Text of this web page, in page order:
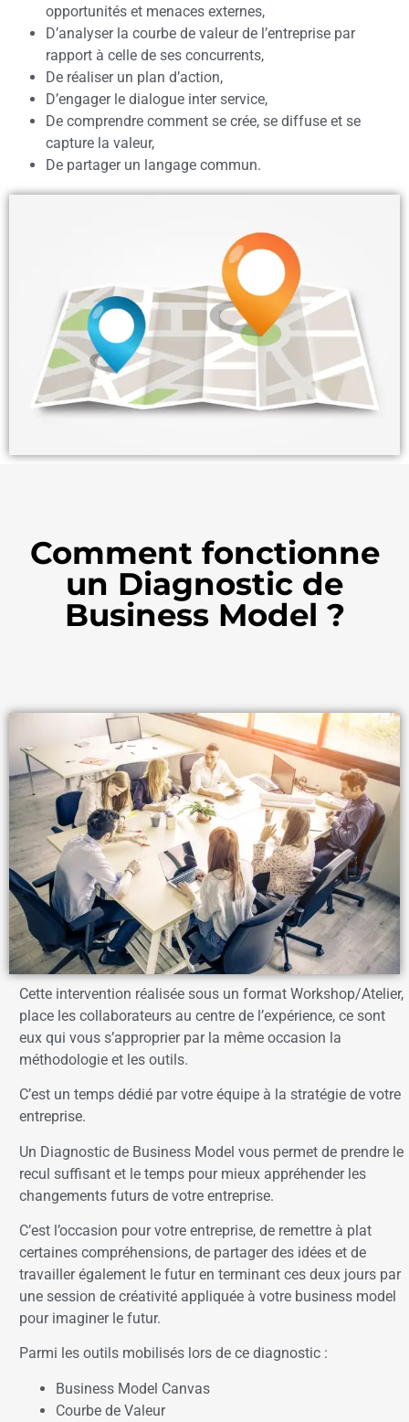
opportunités et menaces externes,
D’analyser la courbe de valeur de l’entreprise par
rapport à celle de ses concurrents,
De réaliser un plan d’action,
D’engager le dialogue inter service,
De comprendre comment se crée, se diffuse et se
capture la valeur,
De partager un langage commun.
Comment fonctionne
un Diagnostic de
Business Model ?
Cette intervention réalisée sous un format Workshop/Atelier,
place les collaborateurs au centre de l’expérience, ce sont
eux qui vous s’approprier par la même occasion la
méthodologie et les outils.
C’est un temps dédié par votre équipe à la stratégie de votre
entreprise.
Un Diagnostic de Business Model vous permet de prendre le
recul suffisant et le temps pour mieux appréhender les
changements futurs de votre entreprise.
C’est l’occasion pour votre entreprise, de remettre à plat
certaines compréhensions, de partager des idées et de
travailler également le futur en terminant ces deux jours par
une session de créativité appliquée à votre business model
pour imaginer le futur.
Parmi les outils mobilisés lors de ce diagnostic :
Business Model Canvas
Courbe de Valeur